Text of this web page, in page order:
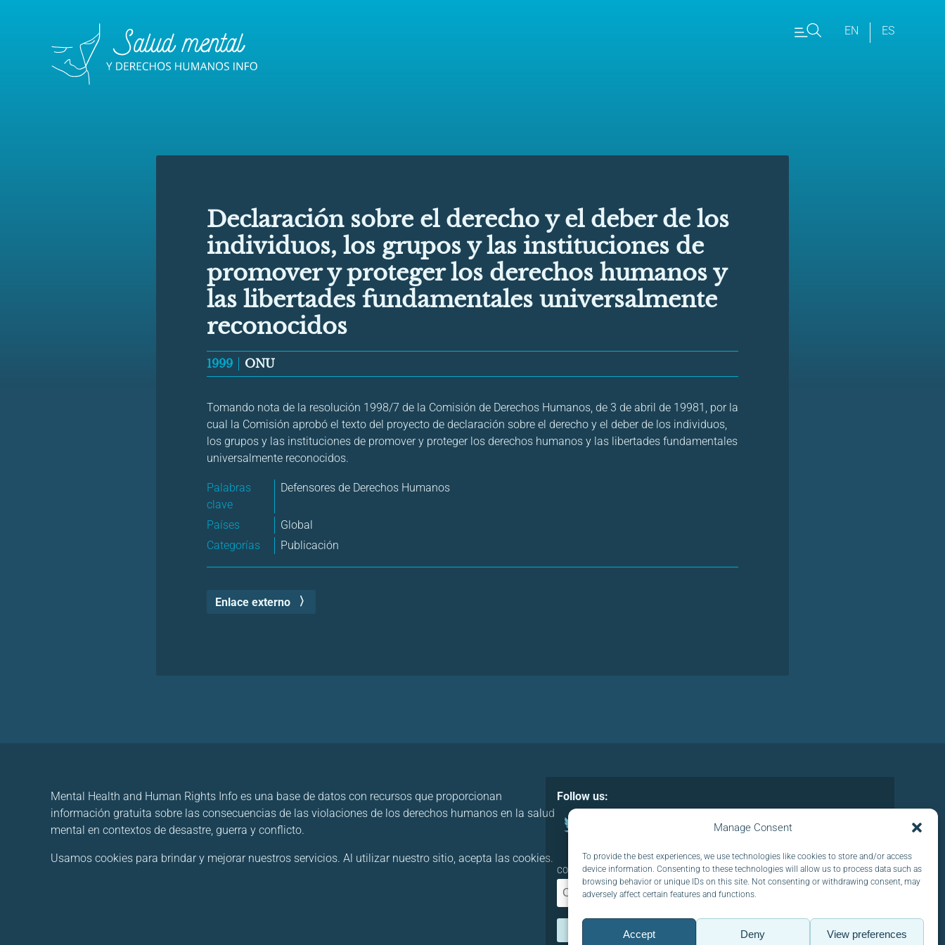
Manage Consent
To provide the best experiences, we use technologies like cookies to store and/or access
device information. Consenting to these technologies will allow us to process data such as
browsing behavior or unique IDs on this site. Not consenting or withdrawing consent, may
adversely affect certain features and functions.
Accept Deny View preferences
EN ES
Declaración sobre el derecho y el deber de los
individuos, los grupos y las instituciones de
promover y proteger los derechos humanos y
las libertades fundamentales universalmente
reconocidos
1999 ONU
Tomando nota de la resolución 1998/7 de la Comisión de Derechos Humanos, de 3 de abril de 19981, por la
cual la Comisión aprobó el texto del proyecto de declaración sobre el derecho y el deber de los individuos,
los grupos y las instituciones de promover y proteger los derechos humanos y las libertades fundamentales
universalmente reconocidos.
Palabras
clave
Defensores de Derechos Humanos
Países
Global
Categorías
Publicación
Enlace externo
Mental Health and Human Rights Info es una base de datos con recursos que proporcionan
información gratuita sobre las consecuencias de las violaciones de los derechos humanos en la salud
mental en contextos de desastre, guerra y conflicto.
Usamos cookies para brindar y mejorar nuestros servicios. Al utilizar nuestro sitio, acepta las cookies.
Follow us:
CORREO ELECTRÓNICO :